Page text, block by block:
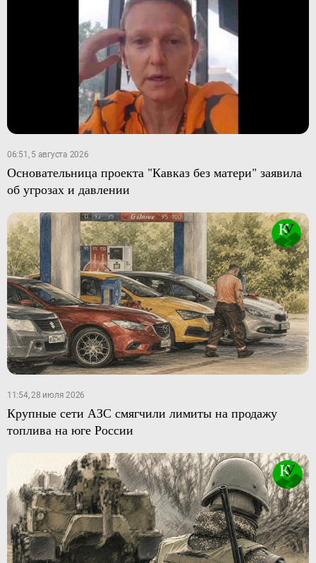
06:51, 5 августа 2026
Основательница проекта "Кавказ без матери" заявила
об угрозах и давлении
11:54, 28 июля 2026
Крупные сети АЗС смягчили лимиты на продажу
топлива на юге России